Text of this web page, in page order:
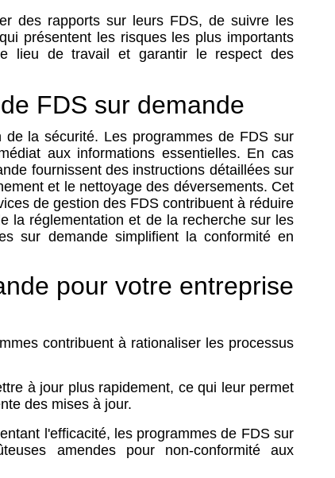
des rapports sur leurs FDS, de suivre les
présentent les risques les plus importants
lieu de travail et garantir le respect des
FDS sur demande
la sécurité. Les programmes de FDS sur
aux informations essentielles. En cas
fournissent des instructions détaillées sur
et le nettoyage des déversements. Cet
de gestion des FDS contribuent à réduire
la réglementation et de la recherche sur les
sur demande simplifient la conformité en
pour votre entreprise
contribuent à rationaliser les processus
à jour plus rapidement, ce qui leur permet
des mises à jour.
l'efficacité, les programmes de FDS sur
amendes pour non-conformité aux